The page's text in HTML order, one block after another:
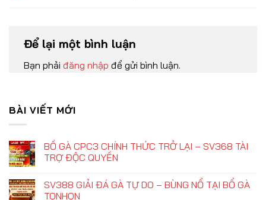
Để lại một bình luận
Bạn phải đăng nhập để gửi bình luận.
BÀI VIẾT MỚI
BỒ GÀ CPC3 CHÍNH THỨC TRỞ LẠI – SV368 TÀI
TRỢ ĐỘC QUYỀN
SV388 GIẢI ĐÁ GÀ TỰ DO – BÙNG NỔ TẠI BỔ GÀ
TONHON